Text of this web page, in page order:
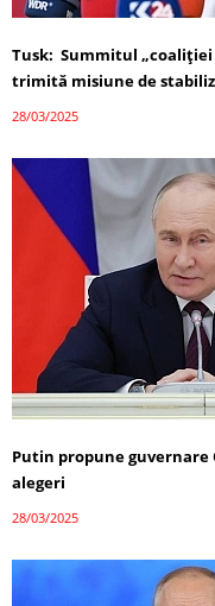
Tusk: Summitul „coaliției
trimită misiune de
28/03/2025
Putin propune guvernare
alegeri
28/03/2025